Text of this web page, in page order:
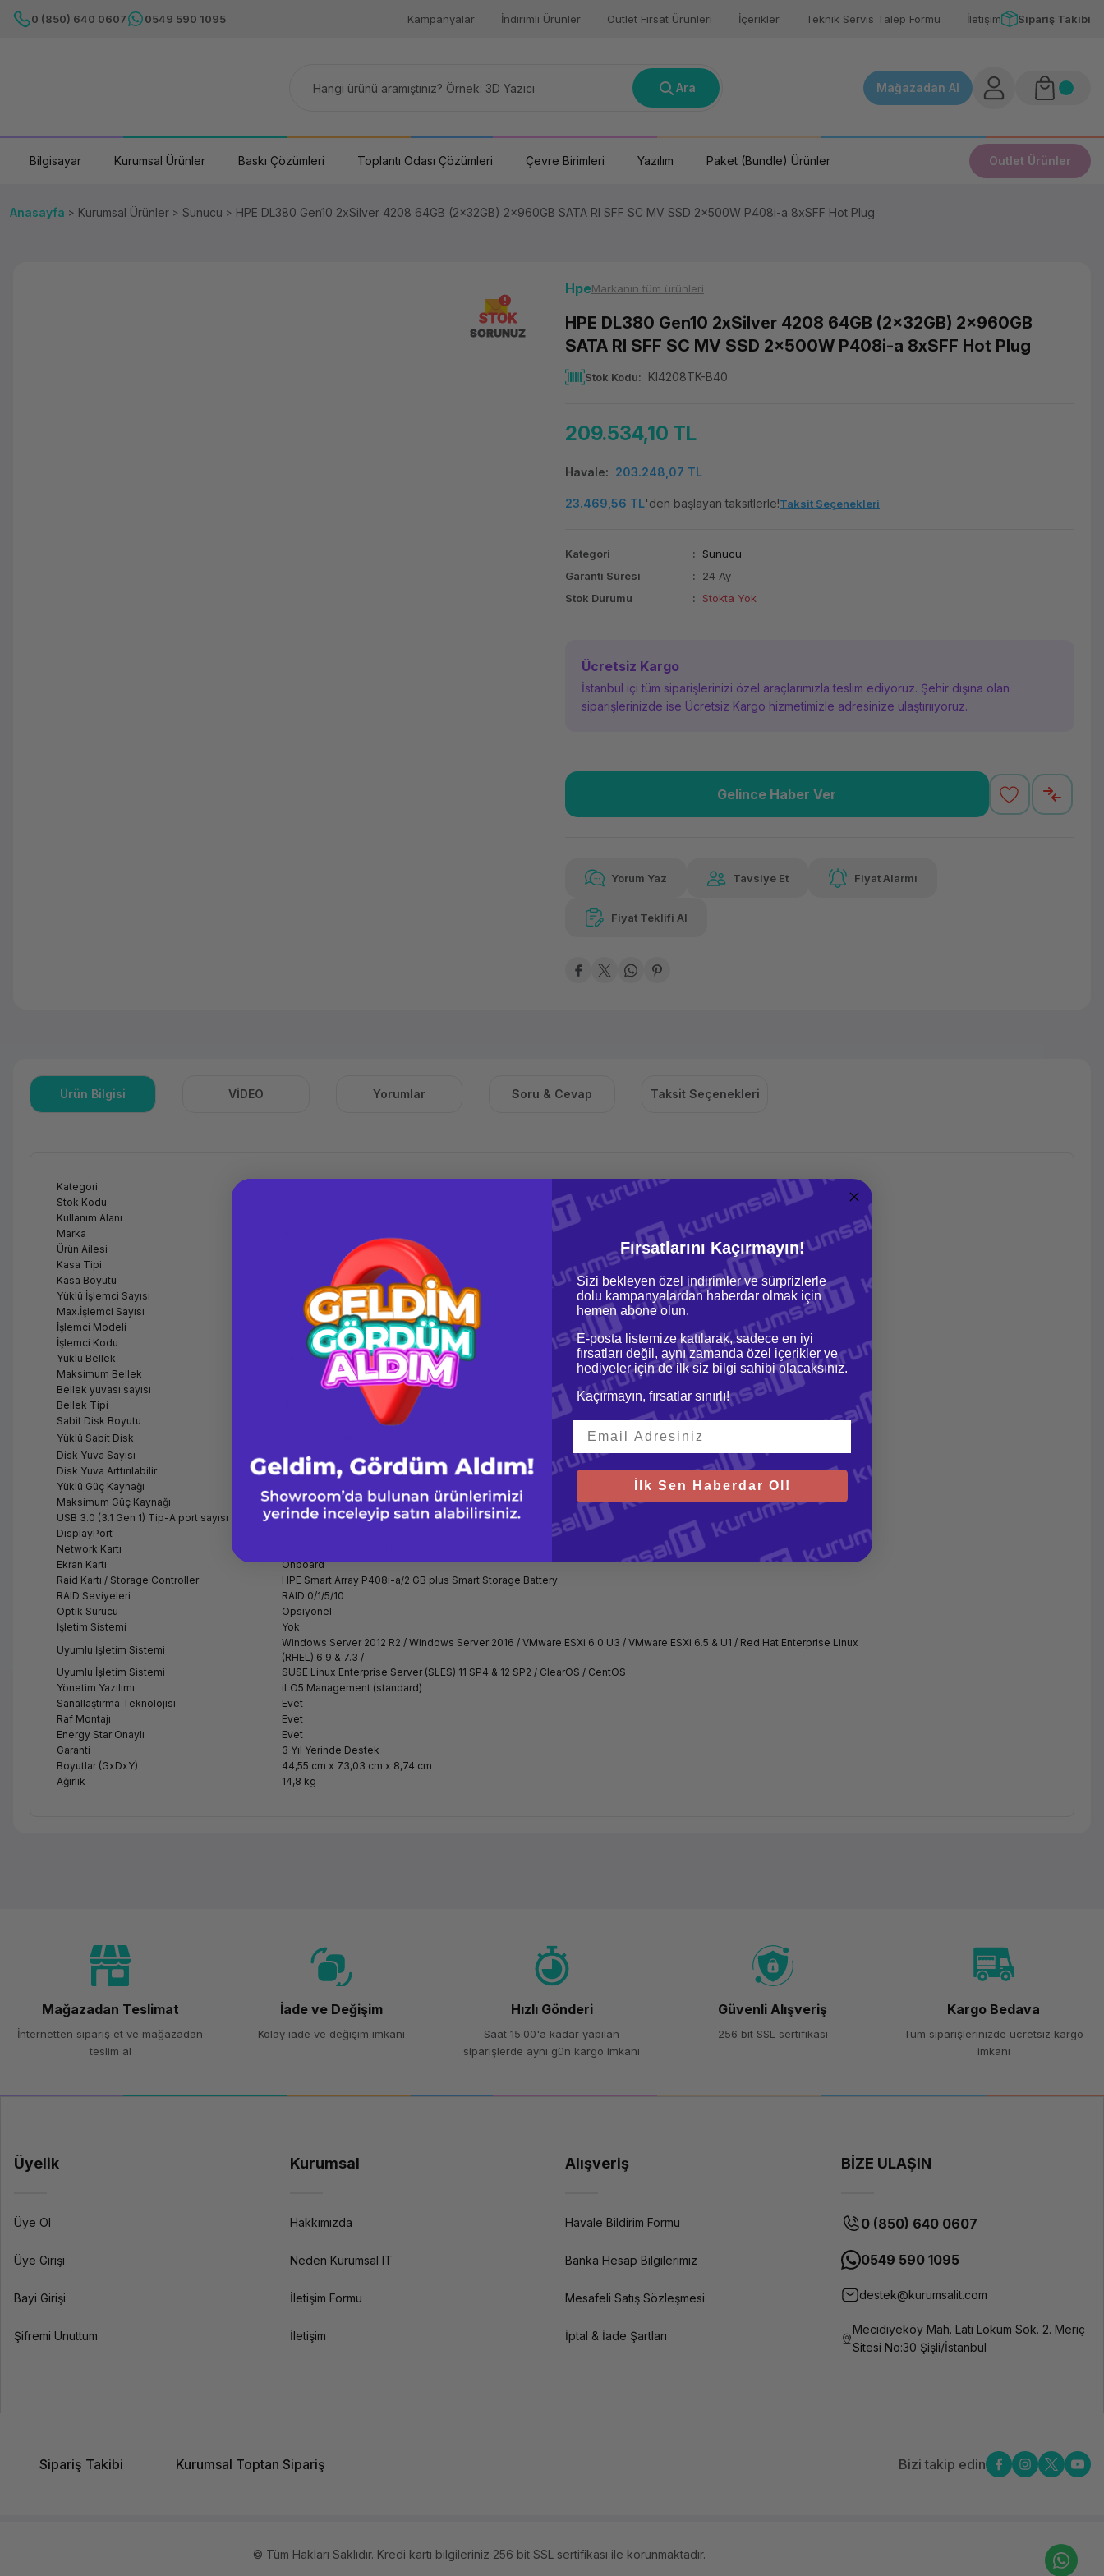
0 (850) 640 0607 0549 590 1095 Kampanyalar İndirimli Ürünler Outlet Fırsat Ürünleri İçerikler Teknik Servis Talep Formu İletişim Sipariş Takibi
Ara Mağazadan Al
Bilgisayar Kurumsal Ürünler Baskı Çözümleri Toplantı Odası Çözümleri Çevre Birimleri Yazılım Paket (Bundle) Ürünler Outlet Ürünler
Anasayfa Kurumsal Ürünler Sunucu HPE DL380 Gen10 2xSilver 4208 64GB (2x32GB) 2x960GB SATA RI SFF SC MV SSD 2x500W P408i-a 8xSFF Hot Plug
STOK
SORUNUZ
HpeMarkanın tüm ürünleri
HPE DL380 Gen10 2xSilver 4208 64GB (2x32GB) 2x960GB
SATA RI SFF SC MV SSD 2x500W P408i-a 8xSFF Hot Plug
Stok Kodu KI4208TK-B40
209.534,10 TL
Havale 203.248,07 TL
23.469,56 TL'den başlayan taksitlerle!Taksit Seçenekleri
Kategori
Sunucu
Garanti Süresi
24 Ay
Stok Durumu
Stokta Yok
Ücretsiz Kargo
İstanbul içi tüm siparişlerinizi özel araçlarımızla teslim ediyoruz. Şehir dışına olan
siparişlerinizde ise Ücretsiz Kargo hizmetimizle adresinize ulaştırııyoruz.
Güvenilir Alışveriş
Gelince Haber Ver
Yorum Yaz Tavsiye Et Fiyat Alarmı
Fiyat Teklifi Al
Ürün Bilgisi VİDEO Yorumlar Soru & Cevap Taksit Seçenekleri
Kategori
Stok Kodu
Kullanım Alanı
Marka
Ürün Ailesi
Kasa Tipi
Kasa Boyutu
Yüklü İşlemci Sayısı
Çift İşlemcili
Max.İşlemci Sayısı
İşlemci Modeli
2 x HPE DL380 Gen10 Silver 4208 Cpu Kit (8 Core, 2,1GHz)
İşlemci Kodu
Intel® Xeon® Silver 4208 processor 2.10 GHz (11M Cache, up to 3.20 GHz 8 Çekirdekli)
Yüklü Bellek
64GB (2x32GB)
Maksimum Bellek
3 TB 2933 MHz DDR4-SDRAM
Bellek yuvası sayısı
24 DIMM Slots
Bellek Tipi
HPE DDR4 SmartMemory
Sabit Disk Boyutu
2,5" SATA, Serial Attached SCSI (SAS)
Yüklü Sabit Disk
Disk Yuva Sayısı
8x2.5inç
Disk Yuva Arttırılabilir
Evet
Yüklü Güç Kaynağı
Maksimum Güç Kaynağı
2 Adet
USB 3.0 (3.1 Gen 1) Tip-A port sayısı
3 Adet
DisplayPort
Network Kartı
Ekran Kartı
Onboard
Raid Kartı / Storage Controller
HPE Smart Array P408i-a/2 GB plus Smart Storage Battery
RAID Seviyeleri
RAID 0/1/5/10
Optik Sürücü
Opsiyonel
İşletim Sistemi
Yok
Uyumlu İşletim Sistemi
Windows Server 2012 R2 / Windows Server 2016 / VMware ESXi 6.0 U3 / VMware ESXi 6.5 & U1 / Red Hat Enterprise Linux
(RHEL) 6.9 & 7.3 /
Uyumlu İşletim Sistemi
SUSE Linux Enterprise Server (SLES) 11 SP4 & 12 SP2 / ClearOS / CentOS
Yönetim Yazılımı
iLO5 Management (standard)
Sanallaştırma Teknolojisi
Evet
Raf Montajı
Evet
Energy Star Onaylı
Evet
Garanti
3 Yıl Yerinde Destek
Boyutlar (GxDxY)
44,55 cm x 73,03 cm x 8,74 cm
Ağırlık
14,8 kg
Mağazadan Teslimat
İnternetten sipariş et ve mağazadan
teslim al
İade ve Değişim
Kolay iade ve değişim imkanı
Hızlı Gönderi
Saat 15.00'a kadar yapılan
siparişlerde aynı gün kargo imkanı
Güvenli Alışveriş
256 bit SSL sertifikası
Kargo Bedava
Tüm siparişlerinizde ücretsiz kargo
imkanı
Üyelik
Üye Ol
Üye Girişi
Bayi Girişi
Şifremi Unuttum
Kurumsal
Hakkımızda
Neden Kurumsal IT
İletişim Formu
İletişim
Alışveriş
Havale Bildirim Formu
Banka Hesap Bilgilerimiz
Mesafeli Satış Sözleşmesi
İptal & İade Şartları
BİZE ULAŞIN
0 (850) 640 0607
0549 590 1095
destek@kurumsalit.com
Mecidiyeköy Mah. Lati Lokum Sok. 2. Meriç
Sitesi No:30 Şişli/İstanbul
Sipariş Takibi Kurumsal Toptan Sipariş Bizi takip edin
© Tüm Hakları Saklıdır. Kredi kartı bilgileriniz 256 bit SSL sertifikası ile korunmaktadır.
Fırsatlarını Kaçırmayın!
Sizi bekleyen özel indirimler ve sürprizlerle
dolu kampanyalardan haberdar olmak için
hemen abone olun.
E-posta listemize katılarak, sadece en iyi
fırsatları değil, aynı zamanda özel içerikler ve
hediyeler için de ilk siz bilgi sahibi olacaksınız.
Kaçırmayın, fırsatlar sınırlı!
İlk Sen Haberdar Ol!